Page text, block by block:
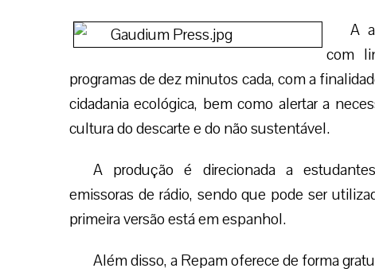
A
com
programas de dez minutos cada, com a
cidadania ecológica, bem como alertar a
cultura do descarte e do não sustentável.
A produção é direcionada a
emissoras de rádio, sendo que pode ser
primeira versão está em espanhol.
Além disso, a Repam oferece de forma